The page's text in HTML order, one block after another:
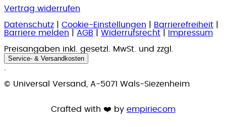
Vertrag widerrufen
Datenschutz
Cookie-Einstellungen Barrierefreiheit
Barriere melden
AGB Widerrufsrecht
Impressum
Preisangaben inkl. gesetzl. MwSt. und zzgl.
Service- & Versandkosten
© Universal Versand, A-5071 Wals-Siezenheim
Crafted with ❤️ by empiriecom